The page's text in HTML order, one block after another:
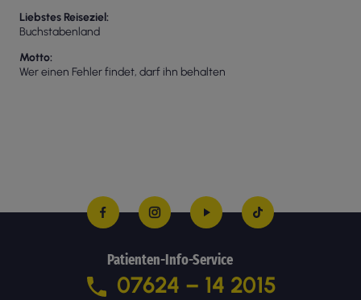
Liebstes Reiseziel
Buchstabenland
Motto
Wer einen Fehler findet, darf ihn behalten
Patienten-Info-Service
07624 – 14 2015